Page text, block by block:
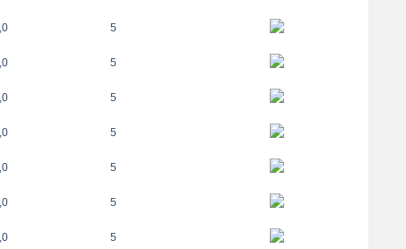
5
5
5
5
5
5
5